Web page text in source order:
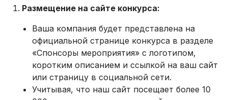
Размещение на сайте конкурса:
Ваша компания будет представлена на
официальной странице конкурса в разделе
«Спонсоры мероприятия» с логотипом,
коротким описанием и ссылкой на ваш сайт
или страницу в социальной сети.
Учитывая, что наш сайт посещает более 10